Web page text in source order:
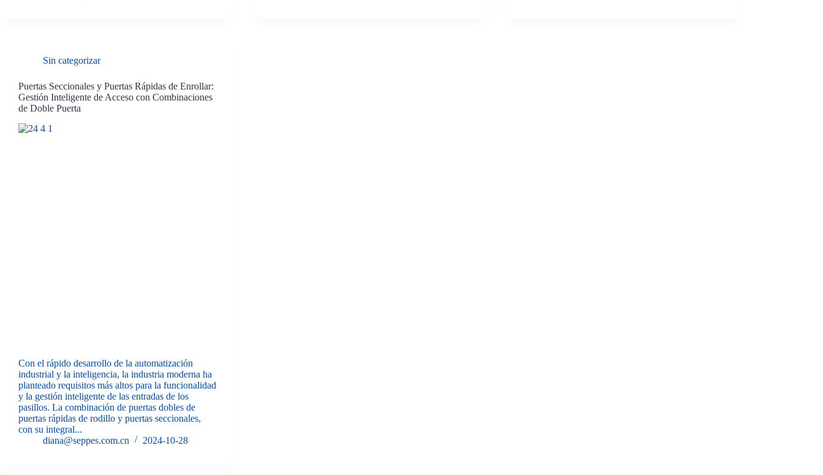
Sin categorizar
Puertas Seccionales y Puertas Rápidas de Enrollar:
Gestión Inteligente de Acceso con Combinaciones
de Doble Puerta
Con el rápido desarrollo de la automatización
industrial y la inteligencia, la industria moderna ha
planteado requisitos más altos para la funcionalidad
y la gestión inteligente de las entradas de los
pasillos. La combinación de puertas dobles de
puertas rápidas de rodillo y puertas seccionales,
con su integral...
diana@seppes.com.cn
2024-10-28